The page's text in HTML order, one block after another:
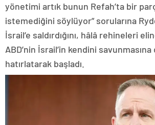
yönetimi artık bunun Refah’ta bir
istemediğini söylüyor” sorularına
İsrail’e saldırdığını, hâlâ rehineleri
ABD’nin İsrail’in kendini
hatırlatarak başladı.